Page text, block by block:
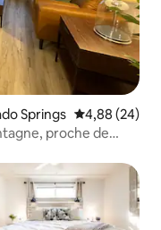
Springs Évaluation
4,88 (24)
proche de